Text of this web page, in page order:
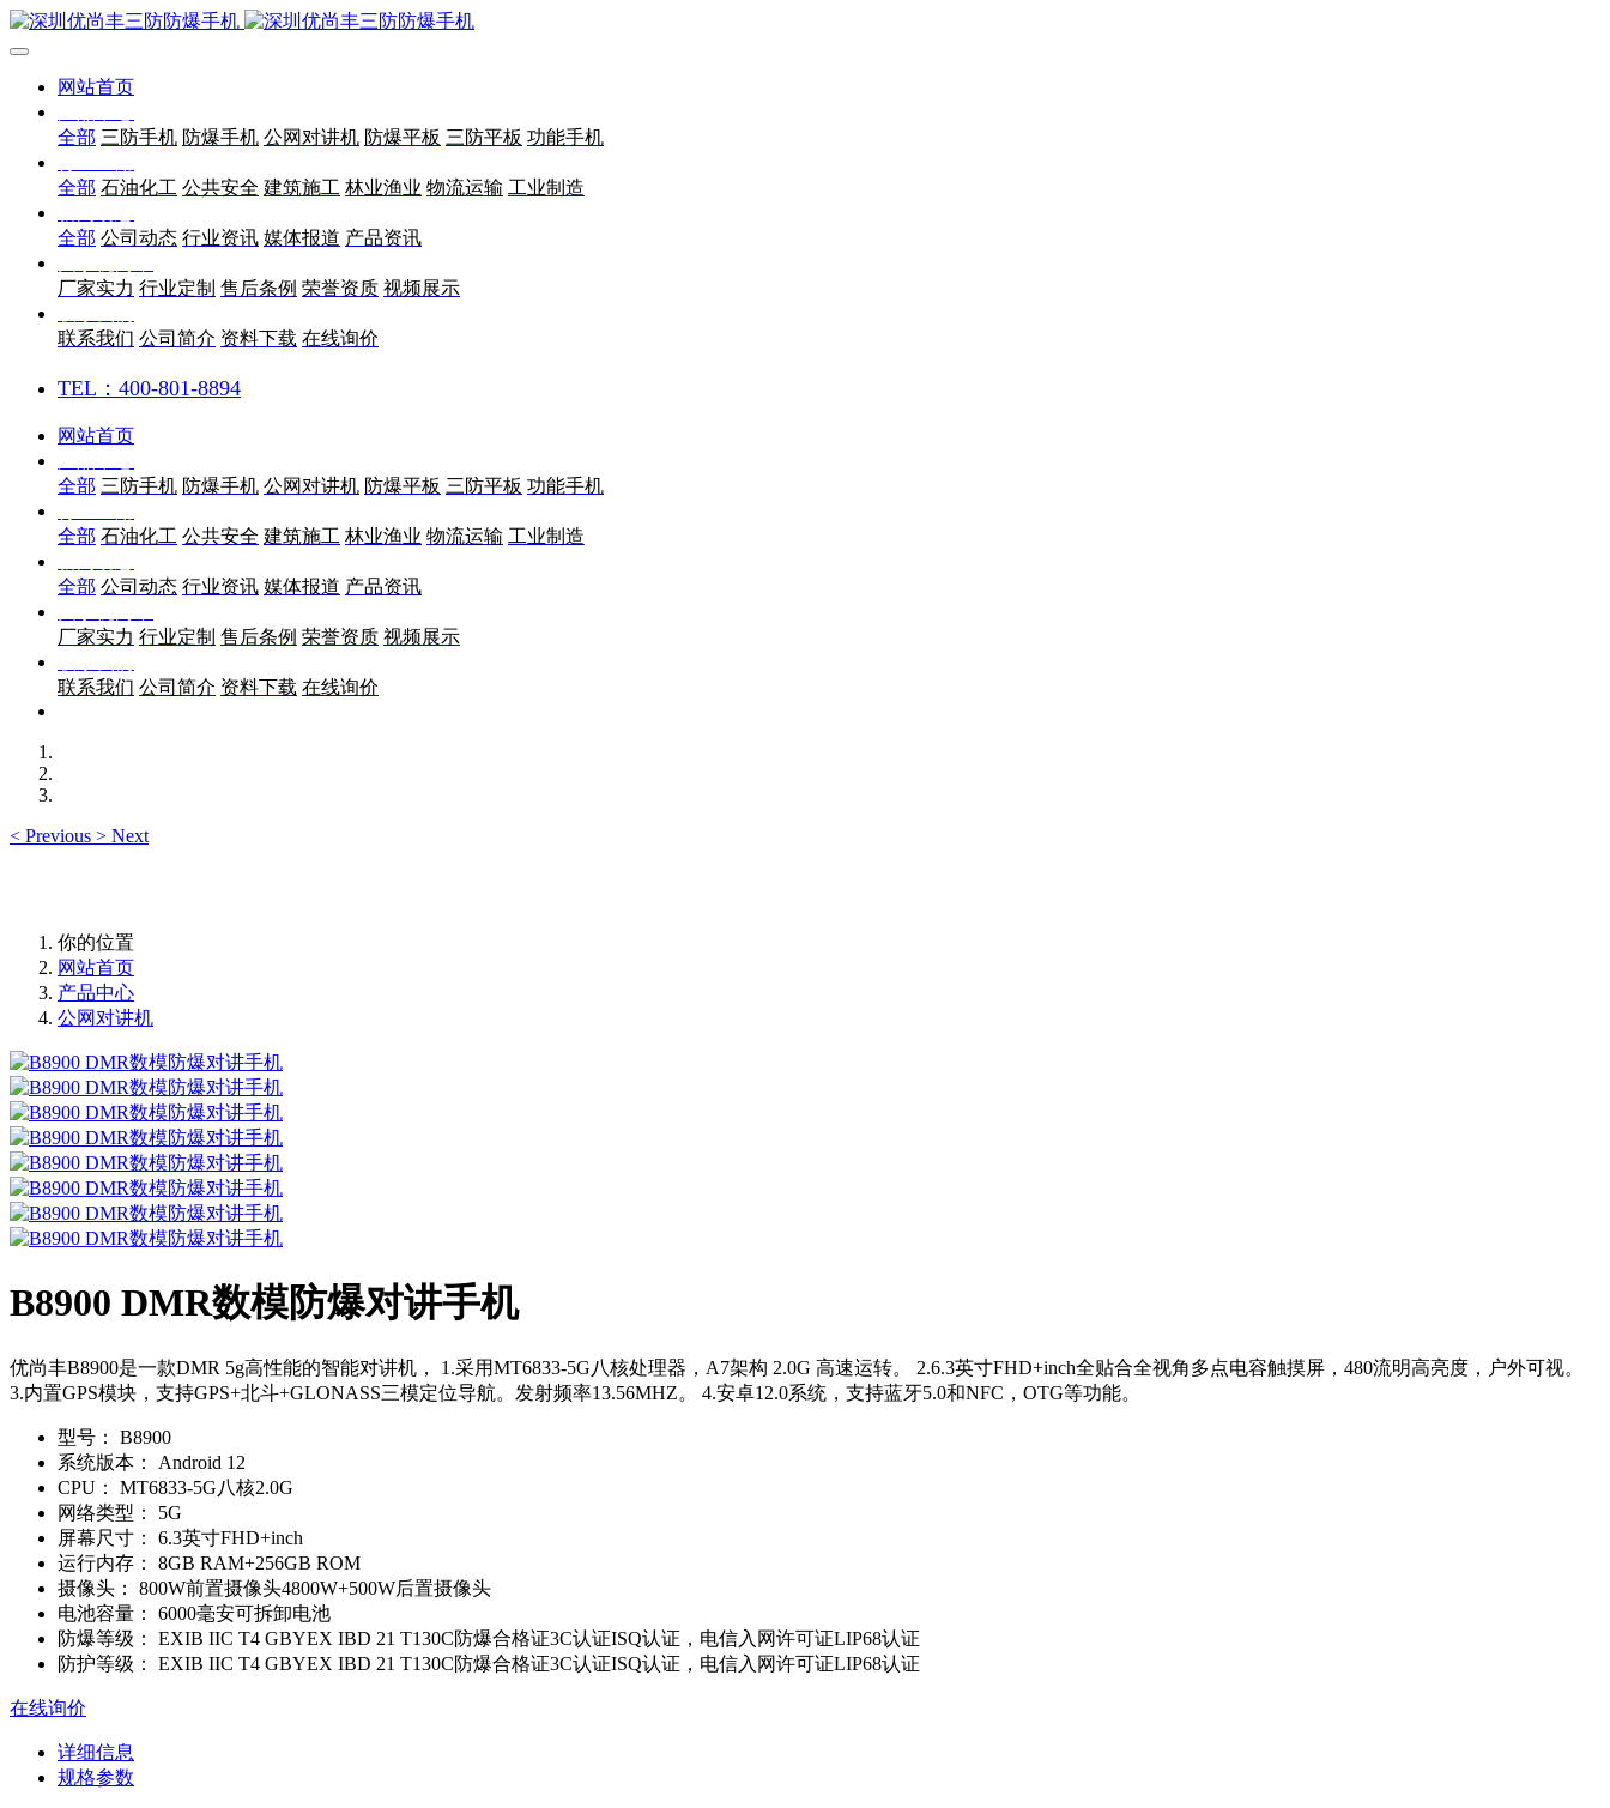
网站首页
全部 三防手机 防爆手机 公网对讲机 防爆平板 三防平板 功能手机
全部 石油化工 公共安全 建筑施工 林业渔业 物流运输 工业制造
全部 公司动态 行业资讯 媒体报道 产品资讯
厂家实力 行业定制 售后条例 荣誉资质 视频展示
联系我们 公司简介 资料下载 在线询价
TEL：400-801-8894
网站首页
全部 三防手机 防爆手机 公网对讲机 防爆平板 三防平板 功能手机
全部 石油化工 公共安全 建筑施工 林业渔业 物流运输 工业制造
全部 公司动态 行业资讯 媒体报道 产品资讯
厂家实力 行业定制 售后条例 荣誉资质 视频展示
联系我们 公司简介 资料下载 在线询价
< Previous > Next
你的位置
网站首页
产品中心
公网对讲机
B8900 DMR数模防爆对讲手机
优尚丰B8900是一款DMR 5g高性能的智能对讲机， 1.采用MT6833-5G八核处理器，A7架构 2.0G 高速运转。 2.6.3英寸FHD+inch全贴合全视角多点电容触摸屏，480流明高亮度，户外可视。
3.内置GPS模块，支持GPS+北斗+GLONASS三模定位导航。发射频率13.56MHZ。 4.安卓12.0系统，支持蓝牙5.0和NFC，OTG等功能。
型号：
B8900
系统版本：
Android 12
CPU：
MT6833-5G八核2.0G
网络类型：
5G
屏幕尺寸：
6.3英寸FHD+inch
运行内存：
8GB RAM+256GB ROM
摄像头：
800W前置摄像头4800W+500W后置摄像头
电池容量：
6000毫安可拆卸电池
防爆等级：
EXIB IIC T4 GBYEX IBD 21 T130C防爆合格证3C认证ISQ认证，电信入网许可证LIP68认证
防护等级：
EXIB IIC T4 GBYEX IBD 21 T130C防爆合格证3C认证ISQ认证，电信入网许可证LIP68认证
在线询价
详细信息
规格参数